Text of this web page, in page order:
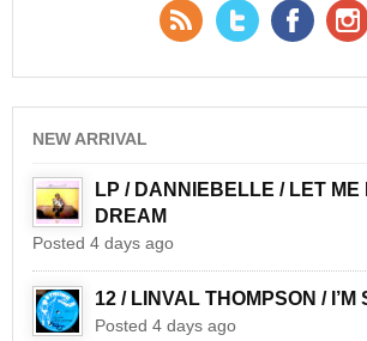
RSS Feed
Twitter
NEW ARRIVAL
LP / DANNIEBELLE / LET ME
DREAM
Posted 4 days ago
12 / LINVAL THOMPSON / I’M
Posted 4 days ago